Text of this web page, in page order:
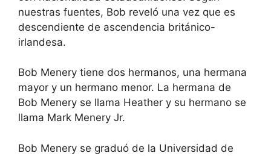
nuestras fuentes, Bob reveló una vez que es
descendiente de ascendencia británico-
irlandesa.
Bob Menery tiene dos hermanos, una hermana
mayor y un hermano menor. La hermana de
Bob Menery se llama Heather y su hermano se
llama Mark Menery Jr.
Bob Menery se graduó de la Universidad de